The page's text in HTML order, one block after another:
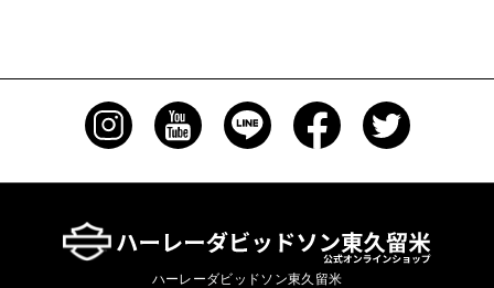
ハーレーダビッドソン東久留米